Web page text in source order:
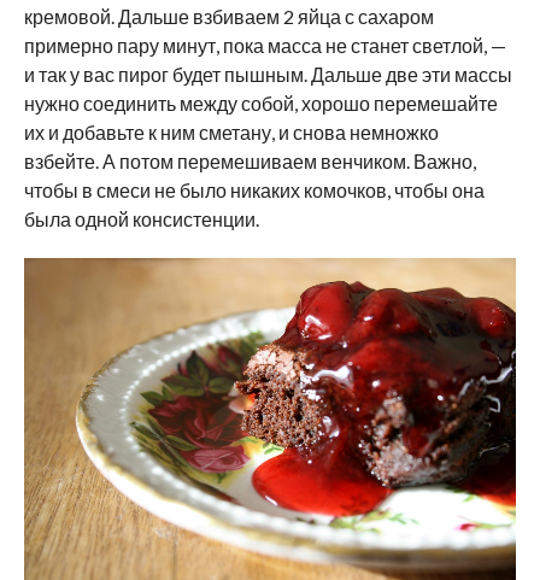
кремовой. Дальше взбиваем 2 яйца с сахаром
примерно пару минут, пока масса не станет светлой, —
и так у вас пирог будет пышным. Дальше две эти массы
нужно соединить между собой, хорошо перемешайте
их и добавьте к ним сметану, и снова немножко
взбейте. А потом перемешиваем венчиком. Важно,
чтобы в смеси не было никаких комочков, чтобы она
была одной консистенции.